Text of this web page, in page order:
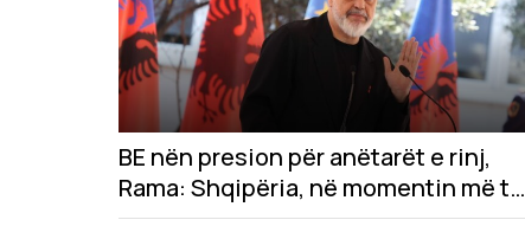
BE nën presion për anëtarët e rinj,
Rama: Shqipëria, në momentin më të
mirë